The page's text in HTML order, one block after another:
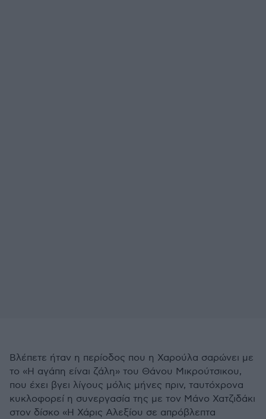
Βλέπετε ήταν η περίοδος που η Χαρούλα σαρώνει με
το «Η αγάπη είναι ζάλη» του Θάνου Μικρούτσικου,
που έχει βγει λίγους μόλις μήνες πριν, ταυτόχρονα
κυκλοφορεί η συνεργασία της με τον Μάνο Χατζιδάκι
στον δίσκο «Η Χάρις Αλεξίου σε απρόβλεπτα